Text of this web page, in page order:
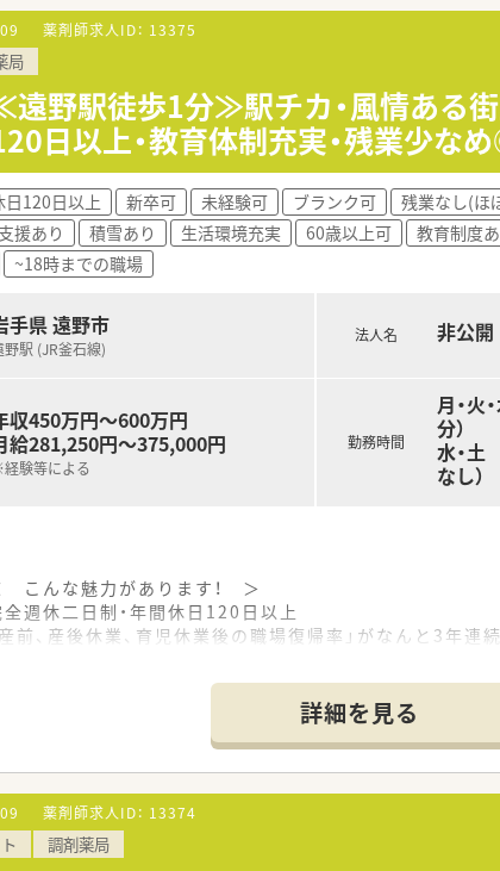
な方にオススメ】
にしっかりと根を張り、地域密着の環境で一人ひとりの
がほぼ無く年間休日も充実しているため、仕事のやり
母体が安定している企業で、転勤や異動の心配をする
薬剤師求人ID： 13375
局
≪遠野駅徒歩1分≫駅チカ・風情ある
日以上・教育体制充実・残業少な
日120日以上 新卒可 未経験可 ブランク可 残業なし(ほ
援あり
積雪あり 生活環境充実 60歳以上可 教育制度
~18時までの職場
手県 遠野市
野駅 (JR釜石線)
収450万円～600万円
給281,250円～375,000円
験等による
法人名 非公開
勤務時間
月・火
分）
水・
なし）
こんな魅力があります！ ＞
週休二日制・年間休日120日以上
前、産後休業、育児休業後の職場復帰率」がなんと3年連
厚生やワークライフバランスに重点を置いており、【産前
イフステージに合わせた働き方が実現できます。
、新卒採用を積極的に行っている関係で、経験浅い方か
将来の薬剤師の育成で、独立支援制度も行っています
んな薬局です！ ＞
リニックが門前にあり、メインに応需しています。
詳細を見る
薬剤師求人ID： 13374
調剤薬局